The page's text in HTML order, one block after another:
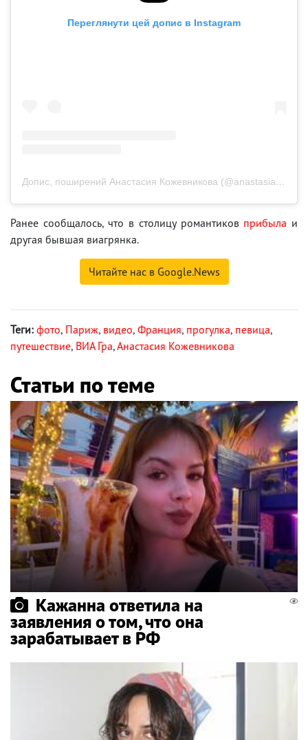
Переглянути цей допис в Instagram
Допис, поширений Анастасия Кожевникова (@anastasiakozhevnikova)
Ранее сообщалось, что в столицу романтиков прибыла и
другая бывшая виагрянка.
Читайте нас в Google.News
Теги: фото, Париж, видео, Франция, прогулка, певица,
путешествие, ВИА Гра,Анастасия Кожевникова
Статьи по теме
Кажанна ответила на
заявления о том, что она
зарабатывает в РФ